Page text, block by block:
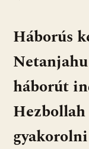
o
o
k
p
Háborús
háborút